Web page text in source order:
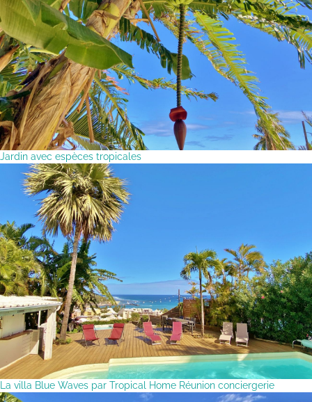
Jardin avec espèces tropicales
La villa Blue Waves par Tropical Home Réunion conciergerie